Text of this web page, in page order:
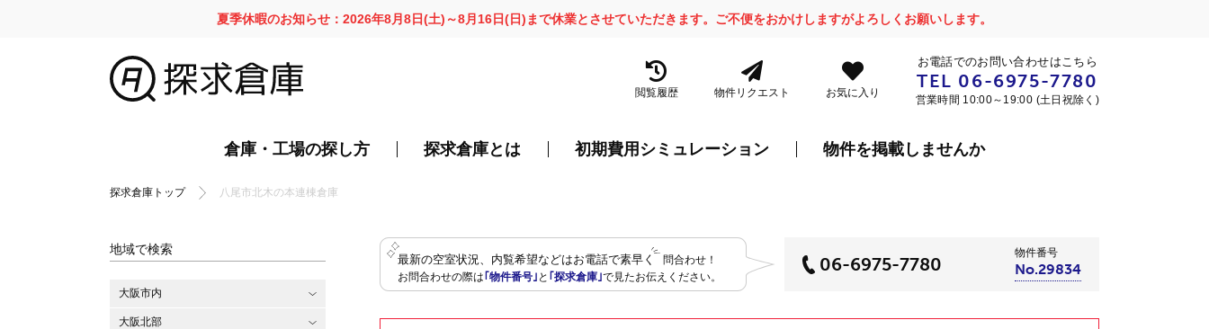
夏季休暇のお知らせ：2026年8月8日(土)～8月16日(日)まで休業とさせていただきます。ご不便をおかけしますがよろしくお願いします。
閲覧履歴 物件リクエスト お気に入り
お電話でのお問い合わせはこちら
TEL 06-6975-7780
営業時間 10:00～19:00 (土日祝除く)
倉庫・工場の探し方 探求倉庫とは 初期費用シミュレーション 物件を掲載しませんか
探求倉庫トップ 八尾市北木の本連棟倉庫
最新の空室状況、内覧希望などはお電話で素早く
問合わせ！
お問合わせの際は｢物件番号｣ と ｢探求倉庫｣で見たお伝えください。
06-6975-7780
物件番号
No.29834
地域で検索
大阪市内
大阪北部